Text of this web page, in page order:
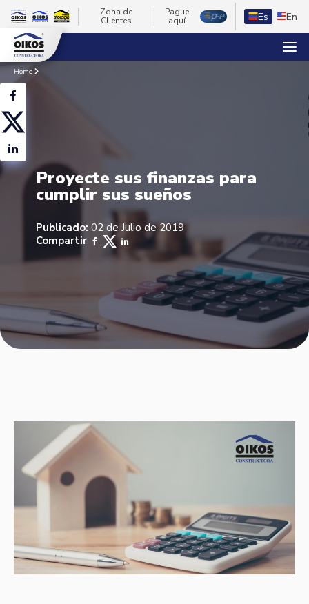
Zona de
Clientes
Pague
aquí
Es En
Home
Proyecte sus finanzas para
cumplir sus sueños
Publicado: 02 de Julio de 2019
Compartir